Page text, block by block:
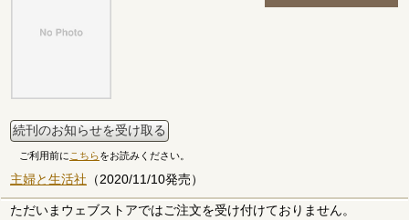
続刊のお知らせを受け取る
ご利用前に こちらをお読みください。
主婦と生活社 （2020/11/10発売）
ただいまウェブストアではご注文を受け付けておりません。